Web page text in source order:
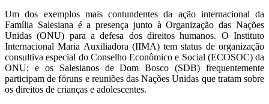
Um dos exemplos mais contundentes da ação internacional da
Família Salesiana é a presença junto à Organização das Nações
Unidas (ONU) para a defesa dos direitos humanos. O Instituto
Internacional Maria Auxiliadora (IIMA) tem status de organização
consultiva especial do Conselho Econômico e Social (ECOSOC) da
ONU; e os Salesianos de Dom Bosco (SDB) frequentemente
participam de fóruns e reuniões das Nações Unidas que tratam sobre
os direitos de crianças e adolescentes.